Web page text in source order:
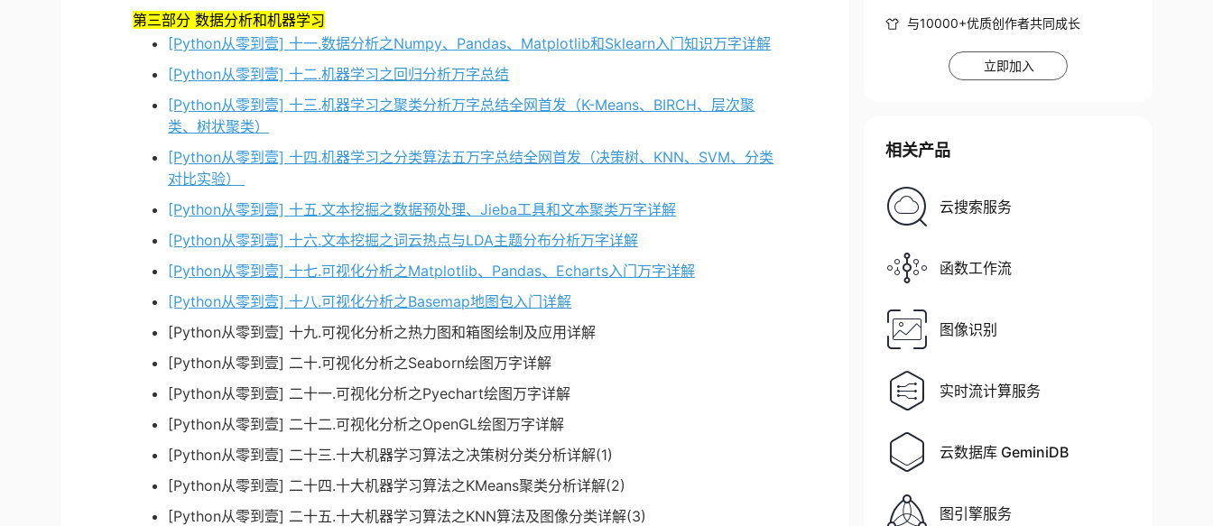
第三部分 数据分析和机器学习
[Python从零到壹] 十一.数据分析之Numpy、Pandas、Matplotlib和Sklearn入门知识万字详解
[Python从零到壹] 十二.机器学习之回归分析万字总结
[Python从零到壹] 十三.机器学习之聚类分析万字总结全网首发（K-Means、BIRCH、层次聚
类、树状聚类）
[Python从零到壹] 十四.机器学习之分类算法五万字总结全网首发（决策树、KNN、SVM、分类
对比实验）
[Python从零到壹] 十五.文本挖掘之数据预处理、Jieba工具和文本聚类万字详解
[Python从零到壹] 十六.文本挖掘之词云热点与LDA主题分布分析万字详解
[Python从零到壹] 十七.可视化分析之Matplotlib、Pandas、Echarts入门万字详解
[Python从零到壹] 十八.可视化分析之Basemap地图包入门详解
[Python从零到壹] 十九.可视化分析之热力图和箱图绘制及应用详解
[Python从零到壹] 二十.可视化分析之Seaborn绘图万字详解
[Python从零到壹] 二十一.可视化分析之Pyechart绘图万字详解
[Python从零到壹] 二十二.可视化分析之OpenGL绘图万字详解
[Python从零到壹] 二十三.十大机器学习算法之决策树分类分析详解(1)
[Python从零到壹] 二十四.十大机器学习算法之KMeans聚类分析详解(2)
[Python从零到壹] 二十五.十大机器学习算法之KNN算法及图像分类详解(3)
与10000+优质创作者共同成长
立即加入
相关产品
云搜索服务
函数工作流
图像识别
实时流计算服务
云数据库 GeminiDB
图引擎服务